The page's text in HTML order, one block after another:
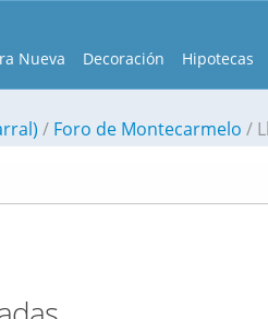
Nueva Decoración Hipotecas
Foro de Montecarmelo